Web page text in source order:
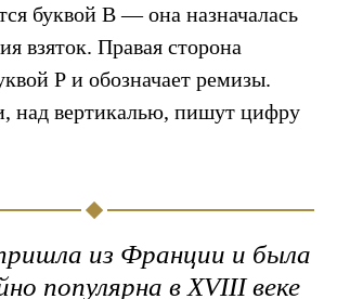
буквой В — она назначалась
взяток. Правая сторона
Р и обозначает ремизы.
над вертикалью, пишут цифру
из Франции и была
популярна в XVIII веке